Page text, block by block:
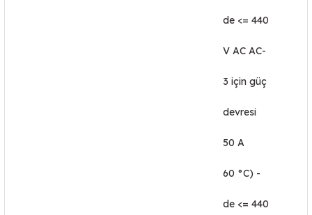
de <= 440
V AC AC-
3 için güç
devresi
50 A
60 °C) -
de <= 440